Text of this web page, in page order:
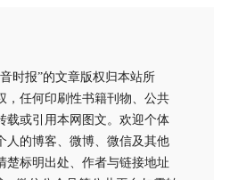
时报”的文章版权归本站所
，任何印刷性书籍刊物、公共
载或引用本网图文。欢迎个体
人的博客、微博、微信及其他
楚标明出处、作者与链接地址